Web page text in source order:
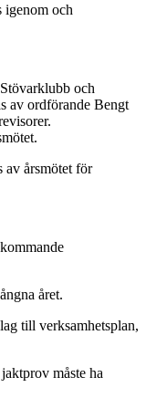
igenom och
och
av ordförande Bengt
av årsmötet för
året.
till verksamhetsplan,
måste ha